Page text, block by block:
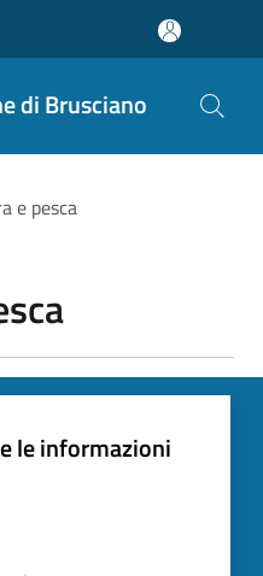
di Brusciano
e pesca
le informazioni